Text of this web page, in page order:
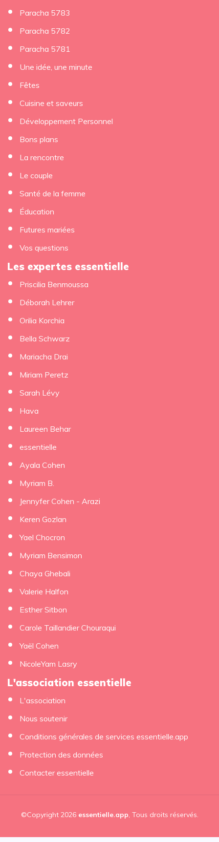
Paracha 5783
Paracha 5782
Paracha 5781
Une idée, une minute
Fêtes
Cuisine et saveurs
Développement Personnel
Bons plans
La rencontre
Le couple
Santé de la femme
Éducation
Futures mariées
Vos questions
Les expertes essentielle
Priscilia Benmoussa
Déborah Lehrer
Orilia Korchia
Bella Schwarz
Mariacha Drai
Miriam Peretz
Sarah Lévy
Hava
Laureen Behar
essentielle
Ayala Cohen
Myriam B.
Jennyfer Cohen - Arazi
Keren Gozlan
Yael Chocron
Myriam Bensimon
Chaya Ghebali
Valerie Halfon
Esther Sitbon
Carole Taillandier Chouraqui
Yaël Cohen
NicoleYam Lasry
L'association essentielle
L'association
Nous soutenir
Conditions générales de services essentielle.app
Protection des données
Contacter essentielle
©Copyright 2026 essentielle.app, Tous droits réservés.